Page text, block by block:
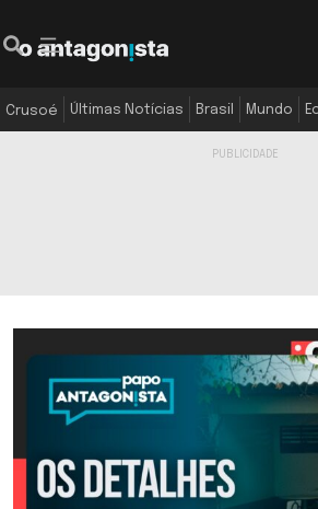
Crusoé Últimas Notícias Brasil Mundo